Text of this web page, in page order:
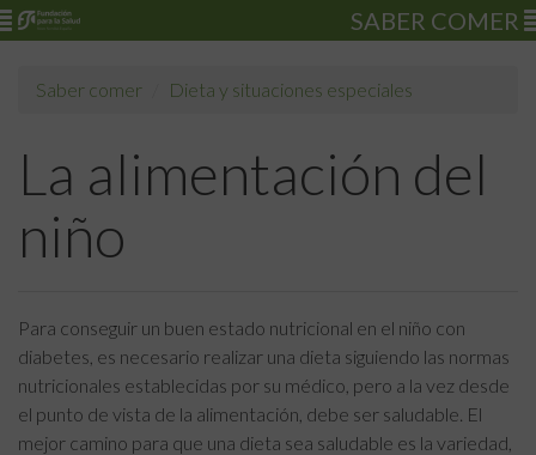
SABER COMER
Saber comer Dieta y situaciones especiales
La alimentación del
niño
Para conseguir un buen estado nutricional en el niño con
diabetes, es necesario realizar una dieta siguiendo las normas
nutricionales establecidas por su médico, pero a la vez desde
el punto de vista de la alimentación, debe ser saludable. El
mejor camino para que una dieta sea saludable es la variedad,